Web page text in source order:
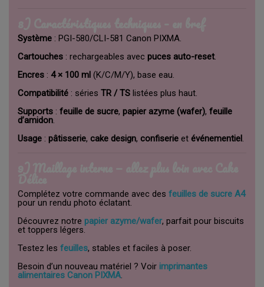
Système : PGI-580/CLI-581 Canon PIXMA.
Cartouches : rechargeables avec puces auto-reset.
Encres : 4 × 100 ml (K/C/M/Y), base eau.
Compatibilité : séries TR / TS listées plus haut.
Supports : feuille de sucre, papier azyme (wafer), feuille
d’amidon.
Usage : pâtisserie, cake design, confiserie et événementiel.
Complétez votre commande avec des feuilles de sucre A4
pour un rendu photo éclatant.
Découvrez notre papier azyme/wafer, parfait pour biscuits
et toppers légers.
Testez les feuilles, stables et faciles à poser.
Besoin d’un nouveau matériel ? Voir imprimantes
alimentaires Canon PIXMA.